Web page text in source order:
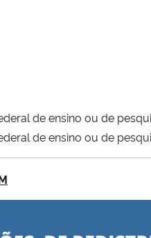
de ensino ou de
de ensino ou de